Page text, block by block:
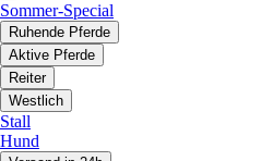
Sommer-Special
Ruhende Pferde
Aktive Pferde
Reiter
Westlich
Stall
Hund